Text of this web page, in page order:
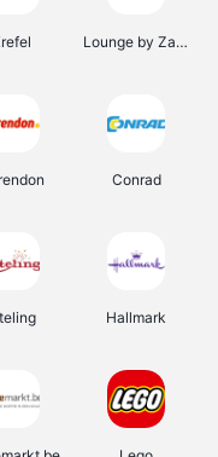
Lounge by Zalando
Conrad
Hallmark